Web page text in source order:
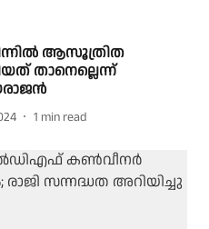
ആസൂത്രിത
താനെല്ലെന്ന്
1 min read